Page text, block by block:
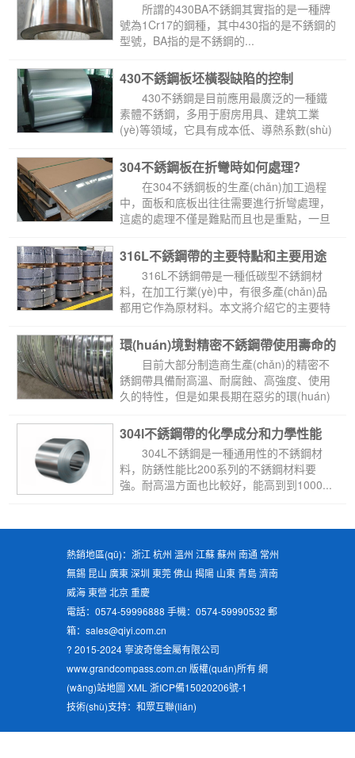
所謂的430BA不銹鋼其實指的是一種牌
號為1Cr17的鋼種，其中430指的是不銹鋼的
型號，BA指的是不銹鋼的...
430不銹鋼板坯橫裂缺陷的控制
430不銹鋼是目前應用最廣泛的一種鐵
素體不銹鋼，多用于廚房用具、建筑工業
(yè)等領域，它具有成本低、導熱系數(shù)
304不銹鋼板在折彎時如何處理？
在304不銹鋼板的生產(chǎn)加工過程
中，面板和底板出往往需要進行折彎處理，
這處的處理不僅是難點而且也是重點，一旦
316L不銹鋼帶的主要特點和主要用途
316L不銹鋼帶是一種低碳型不銹鋼材
料，在加工行業(yè)中，有很多產(chǎn)品
都用它作為原材料。本文將介紹它的主要特
環(huán)境對精密不銹鋼帶使用壽命的
影響
目前大部分制造商生產(chǎn)的精密不
銹鋼帶具備耐高溫、耐腐蝕、高強度、使用
久的特性，但是如果長期在惡劣的環(huán)
304l不銹鋼帶的化學成分和力學性能
304L不銹鋼是一種通用性的不銹鋼材
料，防銹性能比200系列的不銹鋼材料要
強。耐高溫方面也比較好，能高到到1000...
熱銷地區(qū)：浙江 杭州 溫州 江蘇 蘇州 南通 常州
無錫 昆山 廣東 深圳 東莞 佛山 揭陽 山東 青島 濟南
威海 東營 北京 重慶
電話：0574-59996888 手機：0574-59990532 郵
箱：sales@qiyi.com.cn
? 2015-2024 寧波奇億金屬有限公司
www.grandcompass.com.cn 版權(quán)所有網
(wǎng)站地圖 XML浙ICP備15020206號-1
技術(shù)支持：和眾互聯(lián)